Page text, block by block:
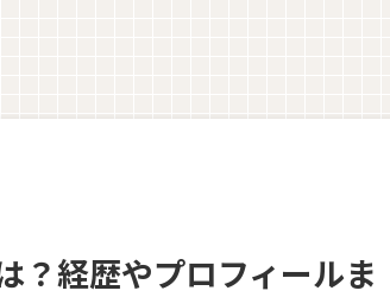
？経歴やプロフィールま